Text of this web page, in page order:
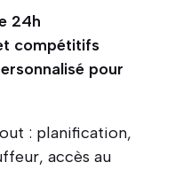
24h
compétitifs
pour
: planification,
accès au